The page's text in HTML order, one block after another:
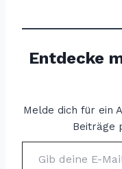
Entdecke
Melde dich für ein
Beiträge
Gib deine E-Mail-Adresse ein ...